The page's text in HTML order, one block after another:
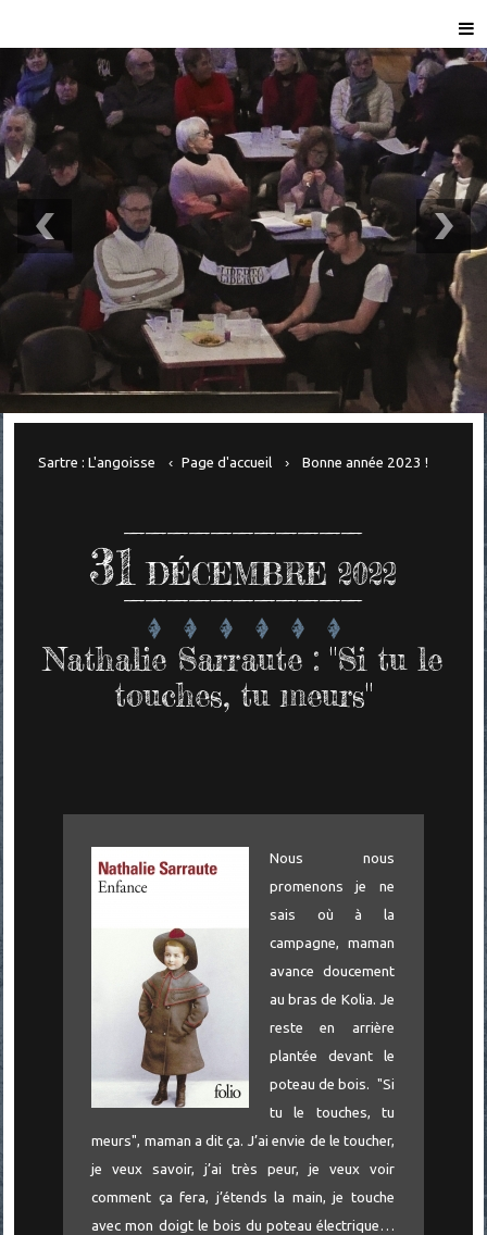
Sartre : L'angoisse Page d'accueil Bonne année 2023 !
31 DÉCEMBRE 2022
Nathalie Sarraute : "Si tu le
touches, tu meurs"
Nous nous
promenons je ne
sais où à la
campagne, maman
avance doucement
au bras de Kolia. Je
reste en arrière
plantée devant le
poteau de bois. "Si
tu le touches, tu
meurs", maman a dit ça. J’ai envie de le toucher,
je veux savoir, j’ai très peur, jeveux voir
comment ça fera, j’étends la main, je touche
avec mon doigt le bois du poteau électrique…